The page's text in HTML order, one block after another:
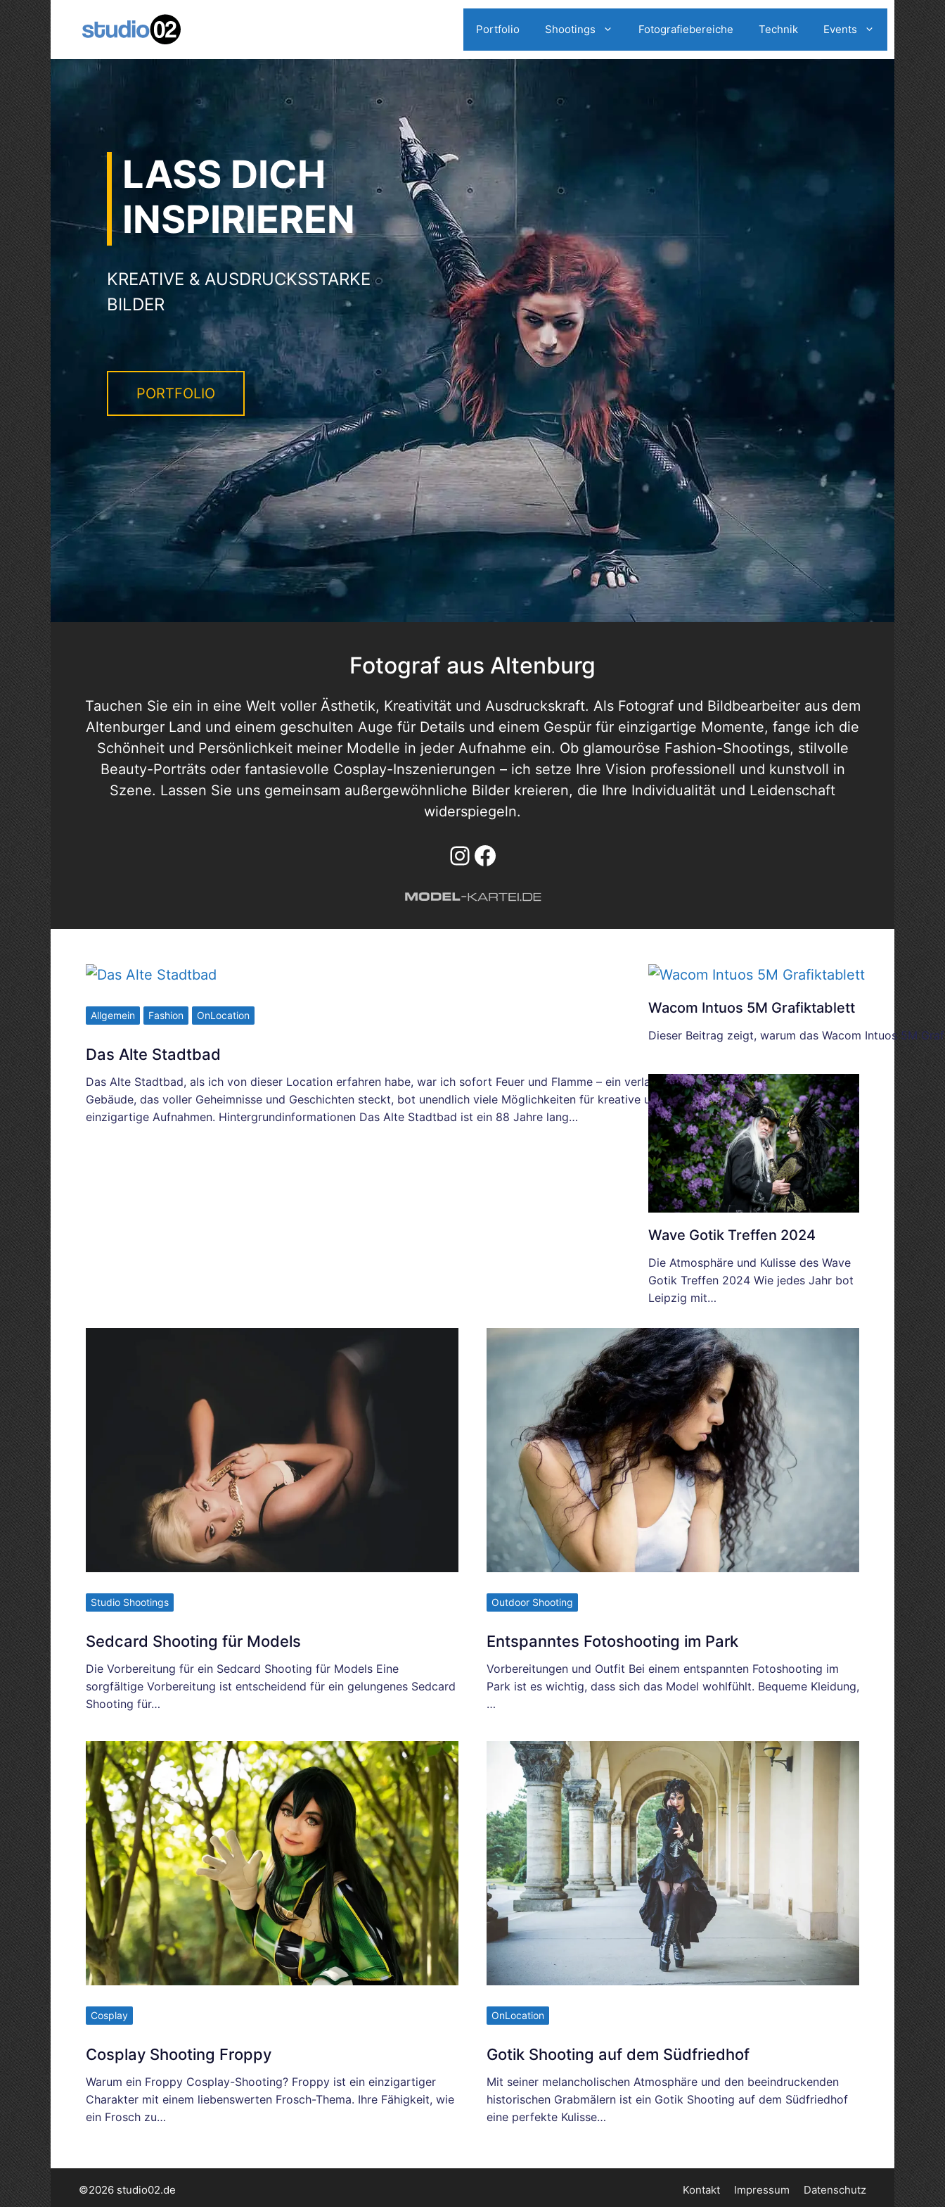
Zum
Inhalt
springen
Portfolio Shootings Fotografiebereiche Technik Events
LASS DICH
INSPIRIEREN
KREATIVE & AUSDRUCKSSTARKE
BILDER
PORTFOLIO
Fotograf aus Altenburg
Tauchen Sie ein in eine Welt voller Ästhetik, Kreativität und Ausdruckskraft. Als Fotograf und Bildbearbeiter aus dem
Altenburger Land und einem geschulten Auge für Details und einem Gespür für einzigartige Momente, fange ich die
Schönheit und Persönlichkeit meiner Modelle in jeder Aufnahme ein. Ob glamouröse Fashion-Shootings, stilvolle
Beauty-Porträts oder fantasievolle Cosplay-Inszenierungen – ich setze Ihre Vision professionell und kunstvoll in
Szene. Lassen Sie uns gemeinsam außergewöhnliche Bilder kreieren, die Ihre Individualität und Leidenschaft
widerspiegeln.
Instagram
Facebook
Allgemein Fashion OnLocation
Das Alte Stadtbad
Das Alte Stadtbad, als ich von dieser Location erfahren habe, war ich sofort Feuer und Flamme – ein verlassenes
Gebäude, das voller Geheimnisse und Geschichten steckt, bot unendlich viele Möglichkeiten für kreative und
einzigartige Aufnahmen. Hintergrundinformationen Das Alte Stadtbad ist ein 88 Jahre lang…
Wacom Intuos 5M Grafiktablett
Dieser Beitrag zeigt, warum das Wacom Intuos 5M
Wave Gotik Treffen 2024
Die Atmosphäre und Kulisse des Wave
Gotik Treffen 2024 Wie jedes Jahr bot
Leipzig mit…
Studio Shootings
Sedcard Shooting für Models
Die Vorbereitung für ein Sedcard Shooting für Models Eine
sorgfältige Vorbereitung ist entscheidend für ein gelungenes Sedcard
Shooting für…
Outdoor Shooting
Entspanntes Fotoshooting im Park
Vorbereitungen und Outfit Bei einem entspannten Fotoshooting im
Park ist es wichtig, dass sich das Model wohlfühlt. Bequeme Kleidung,
…
Cosplay
Cosplay Shooting Froppy
Warum ein Froppy Cosplay-Shooting? Froppy ist ein einzigartiger
Charakter mit einem liebenswerten Frosch-Thema. Ihre Fähigkeit, wie
ein Frosch zu…
OnLocation
Gotik Shooting auf dem Südfriedhof
Mit seiner melancholischen Atmosphäre und den beeindruckenden
historischen Grabmälern ist ein Gotik Shooting auf dem Südfriedhof
eine perfekte Kulisse…
Kontakt Impressum Datenschutz
©2026 studio02.de